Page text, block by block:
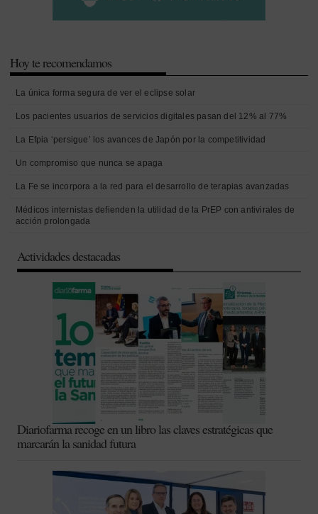
Hoy te recomendamos
La única forma segura de ver el eclipse solar
Los pacientes usuarios de servicios digitales pasan del 12% al 77%
La Efpia ‘persigue’ los avances de Japón por la competitividad
Un compromiso que nunca se apaga
La Fe se incorpora a la red para el desarrollo de terapias avanzadas
Médicos internistas defienden la utilidad de la PrEP con antivirales de
acción prolongada
Actividades destacadas
Diariofarma recoge en un libro las claves estratégicas que
marcarán la sanidad futura